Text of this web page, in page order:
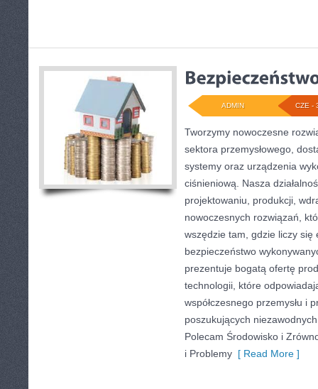
CZE -
ADMIN
Tworzymy nowoczesne
sektora przemysłowego,
systemy oraz urządzenia
ciśnieniową. Nasza
projektowaniu, produkcji,
nowoczesnych rozwiązań,
wszędzie tam, gdzie liczy
bezpieczeństwo
prezentuje bogatą ofertę
technologii, które
współczesnego przemysłu i
poszukujących
Polecam Środowisko i
i Problemy [ Read More ]